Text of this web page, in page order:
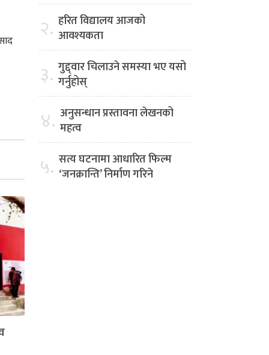
२. हरित विद्यालय आजको
आवश्यकता
३. गुद्द्वार चिलाउने समस्या भए यसो
गर्नुहोस्
४. अनुसन्धान प्रस्तावना लेखनको
महत्व
५. सत्य घटनामा आधारित फिल्म
‘जनक्रान्ति’ निर्माण गरिने